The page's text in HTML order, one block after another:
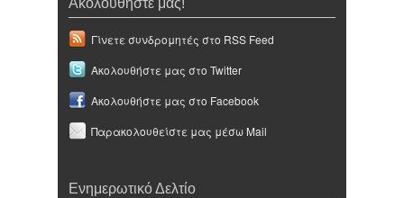
Γίνετε συνδρομητές στο RSS Feed
Ακολουθήστε μας στο Twitter
Ακολουθήστε μας στο Facebook
Παρακολουθείστε μας μέσω Mail
Ενημερωτικό Δελτίο